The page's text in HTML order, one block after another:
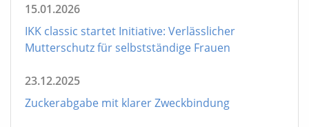
15.01.2026
IKK classic startet Initiative: Verlässlicher
Mutterschutz für selbstständige Frauen
23.12.2025
Zuckerabgabe mit klarer Zweckbindung